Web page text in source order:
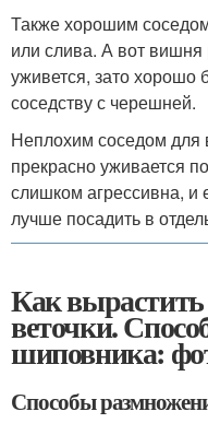
Также хорошим
или слива. А вот
уживется, зато хорошо
соседству с черешней.
Неплохим соседом для
прекрасно уживается
слишком агрессивна, и
лучше посадить в
Как
веточки.
шиповника:
Способы